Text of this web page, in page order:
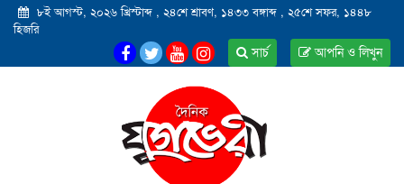
৮ই আগস্ট, ২০২৬ খ্রিস্টাব্দ , ২৪শে শ্রাবণ, ১৪৩৩ বঙ্গাব্দ , ২৫শে সফর, ১৪৪৮
হিজরি
আপনি ও লিখুন
সার্চ